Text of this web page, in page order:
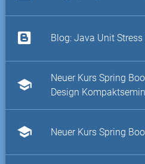
Blog: Java Unit Stress
school
Neuer Kurs Spring
Design
school Neuer Kurs Spring